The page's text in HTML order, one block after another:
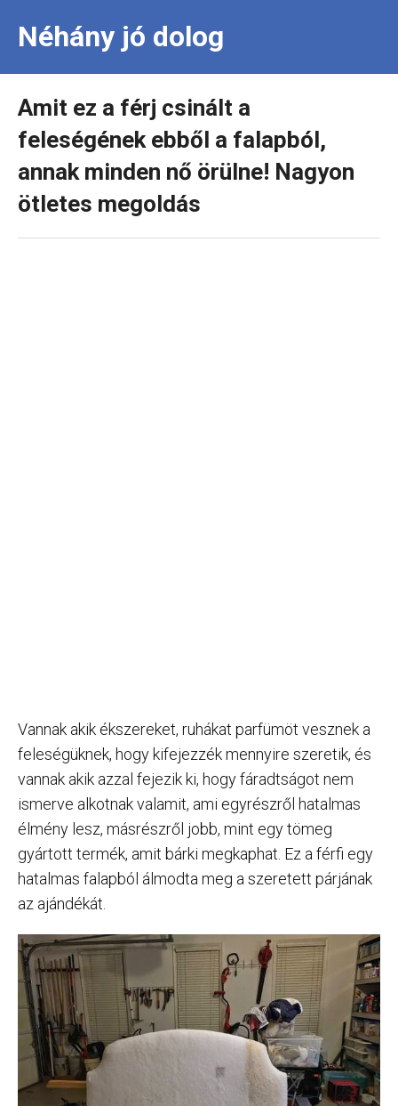
Néhány jó dolog
Amit ez a férj csinált a
feleségének ebből a falapból,
annak minden nő örülne! Nagyon
ötletes megoldás
Vannak akik ékszereket, ruhákat parfümöt vesznek a
feleségüknek, hogy kifejezzék mennyire szeretik, és
vannak akik azzal fejezik ki, hogy fáradtságot nem
ismerve alkotnak valamit, ami egyrészről hatalmas
élmény lesz, másrészről jobb, mint egy tömeg
gyártott termék, amit bárki megkaphat. Ez a férfi egy
hatalmas falapból álmodta meg a szeretett párjának
az ajándékát.